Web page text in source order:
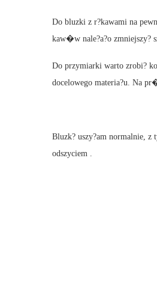
Do bluzki z r?kawami na
kaw�w nale?a?o zmniejszy?
Do przymiarki warto zrobi?
docelowego materia?u. Na
Bluzk? uszy?am normalnie, z
odszyciem .